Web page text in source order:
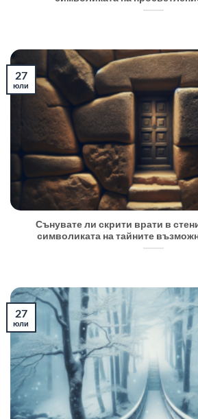
Сънувате ли скрити врати в
символиката на тайните
27
юли
27
юли